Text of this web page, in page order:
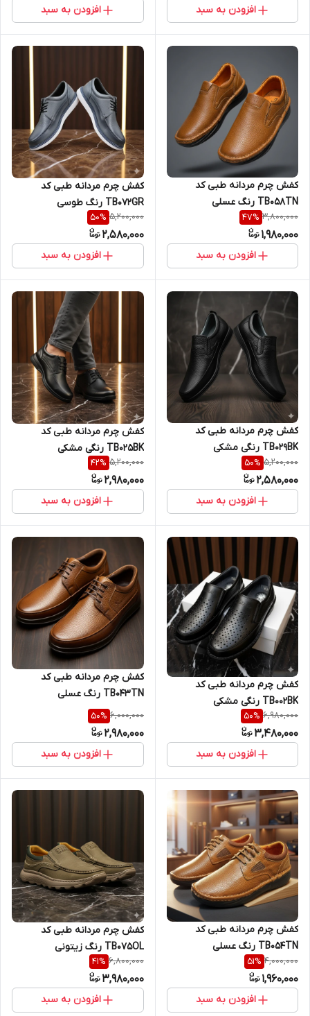
افزودن به سبد افزودن به سبد
کفش چرم مردانه طبی کد
TB058TN رنگ عسلی
3,800,000
47%
1,980,000
افزودن به سبد
کفش چرم مردانه طبی کد
TB072GR رنگ طوسی
5,200,000
50%
2,580,000
افزودن به سبد
کفش چرم مردانه طبی کد
TB029BK رنگی مشکی
5,200,000
50%
2,580,000
افزودن به سبد
کفش چرم مردانه طبی کد
TB025BK رنگی مشکی
5,200,000
42%
2,980,000
افزودن به سبد
کفش چرم مردانه طبی کد
TB002BK رنگی مشکی
6,980,000
50%
3,480,000
افزودن به سبد
کفش چرم مردانه طبی کد
TB043TN رنگ عسلی
6,000,000
50%
2,980,000
افزودن به سبد
کفش چرم مردانه طبی کد
TB054TN رنگ عسلی
4,000,000
51%
1,960,000
افزودن به سبد
کفش چرم مردانه طبی کد
TB075OL رنگ زیتونی
6,800,000
41%
3,980,000
افزودن به سبد